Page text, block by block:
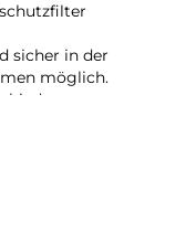
sicher in der
möglich.
so dass